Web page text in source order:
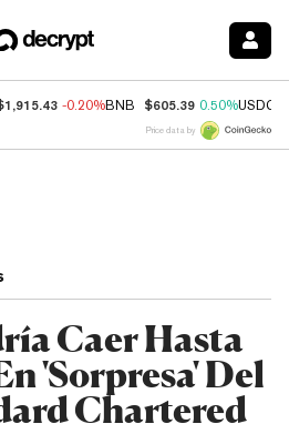
-0.20%BNB $605.39 0.50%USDC
Price data by
Caer Hasta
'Sorpresa' Del
Chartered